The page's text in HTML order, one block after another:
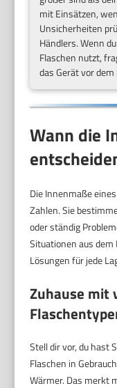
mit Einsätzen,
Unsicherheiten
Händlers. Wenn
Flaschen nutzt,
das Gerät vor
Wann die
Die Innenmaße
Zahlen. Sie
oder ständig
Situationen aus
Lösungen für jede
Zuhause mit
Stell dir vor, du hast
Flaschen in
Wärmer. Das merkt